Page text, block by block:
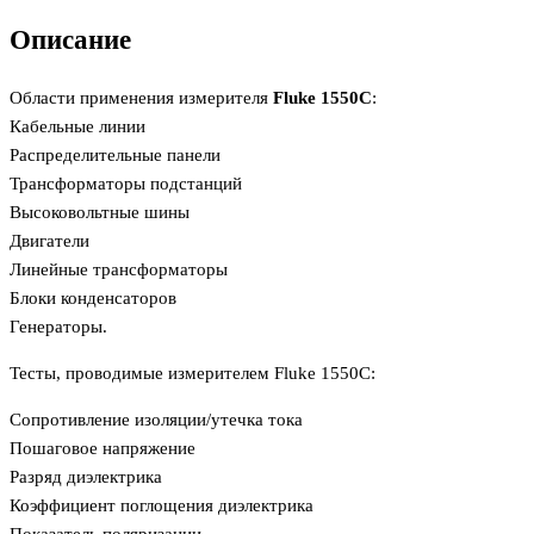
Описание
Области применения измерителя Fluke 1550C:
Кабельные линии
Распределительные панели
Трансформаторы подстанций
Высоковольтные шины
Двигатели
Линейные трансформаторы
Блоки конденсаторов
Генераторы.
Тесты, проводимые измерителем Fluke 1550C:
Сопротивление изоляции/утечка тока
Пошаговое напряжение
Разряд диэлектрика
Коэффициент поглощения диэлектрика